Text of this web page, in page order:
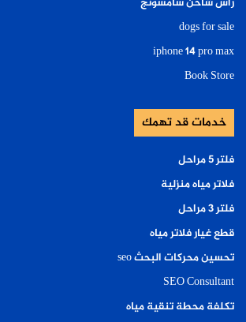
dogs for sale
iphone 14 pro max
Book Store
خدمات قد تهمك
فلتر ٥ مراحل
فلاتر مياه منزلية
فلتر ٣ مراحل
قطع غيار فلاتر مياه
تحسين محركات البحث seo
SEO Consultant
تكلفة محطة تنقية مياه